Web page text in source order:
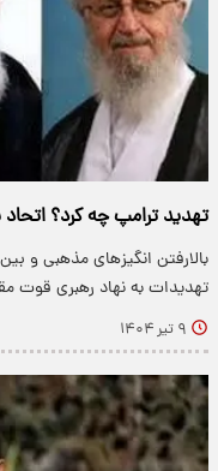
تهدید ترامپ چه کرد؟ اتحاد
بالارفتن انگیزهای مذهبی و
تهدیدات به نهاد رهبری قوت
۹ تیر ۱۴۰۴